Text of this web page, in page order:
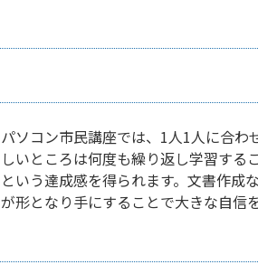
パソコン市民講座では、1人1人に合
しいところは何度も繰り返し学習する
という達成感を得られます。文書作成
が形となり手にすることで大きな自信